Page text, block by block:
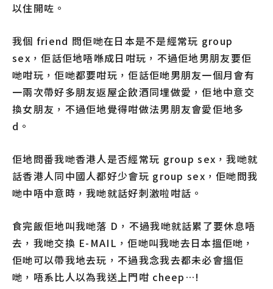
以住開咗。
我個 friend 問佢哋在日本是不是經常玩 group
sex，佢話佢地唔喺成日咁玩，不過佢地男朋友要佢
哋咁玩，佢哋都要咁玩，佢話佢哋男朋友一個月會有
一兩次帶好多朋友返屋企飲酒同埋做愛，佢地中意交
換女朋友，不過佢地覺得咁做法男朋友會愛佢地多
d。
佢地問番我哋香港人是否經常玩 group sex，我哋就
話香港人同中國人都好少會玩 group sex，佢哋問我
哋中唔中意時，我哋就話好刺激啦咁話。
食完飯佢地叫我哋落 D，不過我哋就話累了要休息唔
去，我哋交換 E-MAIL，佢哋叫我哋去日本搵佢哋，
佢哋可以帶我地去玩，不過我念我去都未必會搵佢
哋，唔系比人以為我送上門咁 cheep…!